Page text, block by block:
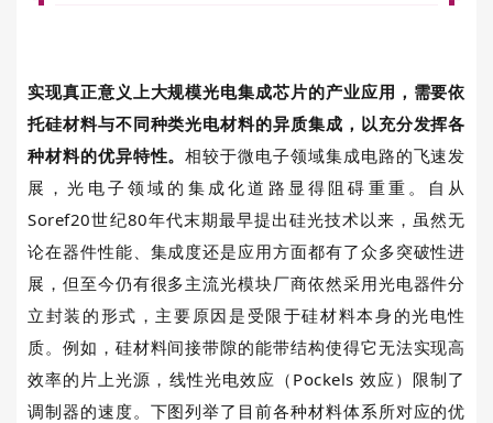
实现真正意义上大规模光电集成芯片的产业应用，需要依
托硅材料与不同种类光电材料的异质集成，以充分发挥各
种材料的优异特性。相较于微电子领域集成电路的飞速发
展，光电子领域的集成化道路显得阻碍重重。自从
Soref20世纪80年代末期最早提出硅光技术以来，虽然无
论在器件性能、集成度还是应用方面都有了众多突破性进
展，但至今仍有很多主流光模块厂商依然采用光电器件分
立封装的形式，主要原因是受限于硅材料本身的光电性
质。例如，硅材料间接带隙的能带结构使得它无法实现高
效率的片上光源，线性光电效应（ Pockels效应）限制了
调制器的速度。下图列举了目前各种材料体系所对应的优